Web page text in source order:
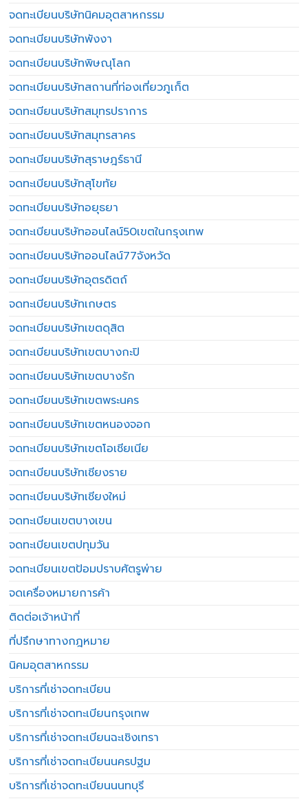
จดทะเบียนบริษัทนิคมอุตสาหกรรม
จดทะเบียนบริษัทพังงา
จดทะเบียนบริษัทพิษณุโลก
จดทะเบียนบริษัทสถานที่ท่องเที่ยวภูเก็ต
จดทะเบียนบริษัทสมุทรปราการ
จดทะเบียนบริษัทสมุทรสาคร
จดทะเบียนบริษัทสุราษฎร์ธานี
จดทะเบียนบริษัทสุโขทัย
จดทะเบียนบริษัทอยุธยา
จดทะเบียนบริษัทออนไลน์50เขตในกรุงเทพ
จดทะเบียนบริษัทออนไลน์77จังหวัด
จดทะเบียนบริษัทอุตรดิตถ์
จดทะเบียนบริษัทเกษตร
จดทะเบียนบริษัทเขตดุสิต
จดทะเบียนบริษัทเขตบางกะปิ
จดทะเบียนบริษัทเขตบางรัก
จดทะเบียนบริษัทเขตพระนคร
จดทะเบียนบริษัทเขตหนองจอก
จดทะเบียนบริษัทเขตโอเชียเนีย
จดทะเบียนบริษัทเชียงราย
จดทะเบียนบริษัทเชียงใหม่
จดทะเบียนเขตบางเขน
จดทะเบียนเขตปทุมวัน
จดทะเบียนเขตป้อมปราบศัตรูพ่าย
จดเครื่องหมายการค้า
ติดต่อเจ้าหน้าที่
ที่ปรึกษาทางกฎหมาย
นิคมอุตสาหกรรม
บริการที่เช่าจดทะเบียน
บริการที่เช่าจดทะเบียนกรุงเทพ
บริการที่เช่าจดทะเบียนฉะเชิงเทรา
บริการที่เช่าจดทะเบียนนครปฐม
บริการที่เช่าจดทะเบียนนนทบุรี